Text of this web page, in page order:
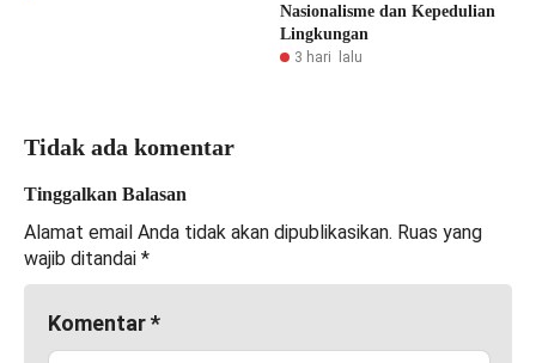
Nasionalisme dan Kepedulian
Lingkungan
3 hari lalu
Tidak ada komentar
Tinggalkan Balasan
Alamat email Anda tidak akan dipublikasikan. Ruas yang
wajib ditandai *
Komentar*